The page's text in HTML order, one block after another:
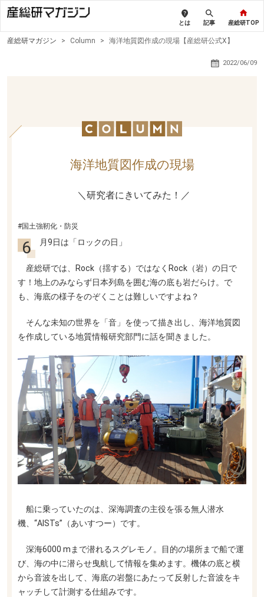
とは 記事 産総研TOP
産総研マガジン > Column > 海洋地質図作成の現場【産総研公式X】
2022/06/09
海洋地質図作成の現場
＼研究者にきいてみた！／
#国土強靭化・防災
6月9日は「ロックの日」
産総研では、Rock（揺する）ではなくRock（岩）の日で
す！地上のみならず日本列島を囲む海の底も岩だらけ。で
も、海底の様子をのぞくことは難しいですよね？
そんな未知の世界を「音」を使って描き出し、海洋地質図
を作成している地質情報研究部門に話を聞きました。
船に乗っていたのは、深海調査の主役を張る無人潜水
機、“AISTs”（あいすつー）です。
深海6000 mまで潜れるスグレモノ。目的の場所まで船で運
び、海の中に潜らせ曳航して情報を集めます。機体の底と横
から音波を出して、海底の岩盤にあたって反射した音波をキ
ャッチして計測する仕組みです。